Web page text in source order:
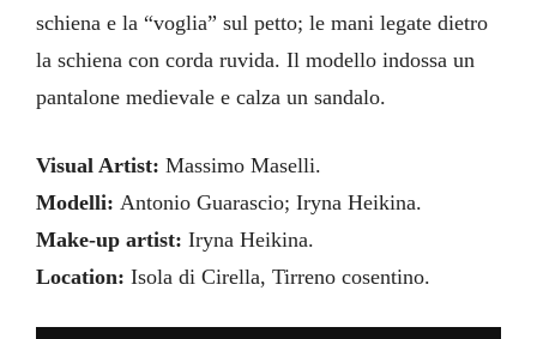
schiena e la “voglia” sul petto; le mani legate dietro
la schiena con corda ruvida. Il modello indossa un
pantalone medievale e calza un sandalo.
Visual Artist:Massimo Maselli.
Modelli:Antonio Guarascio; Iryna Heikina.
Make-up artist:Iryna Heikina.
Location: Isola di Cirella, Tirreno cosentino.